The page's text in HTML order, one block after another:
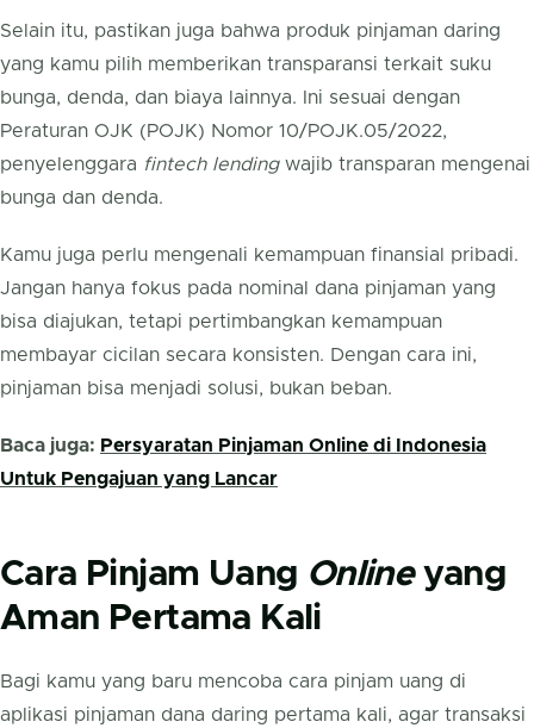
Selain itu, pastikan juga bahwa produk pinjaman daring
yang kamu pilih memberikan transparansi terkait suku
bunga, denda, dan biaya lainnya. Ini sesuai dengan
Peraturan OJK (POJK) Nomor 10/POJK.05/2022,
penyelenggara fintech lendingwajib transparan mengenai
bunga dan denda.
Kamu juga perlu mengenali kemampuan finansial pribadi.
Jangan hanya fokus pada nominal dana pinjaman yang
bisa diajukan, tetapi pertimbangkan kemampuan
membayar cicilan secara konsisten. Dengan cara ini,
pinjaman bisa menjadi solusi, bukan beban.
Baca juga: Persyaratan Pinjaman Online di Indonesia
Untuk Pengajuan yang Lancar
Cara Pinjam Uang Onlineyang
Aman Pertama Kali
Bagi kamu yang baru mencoba cara pinjam uang di
aplikasi pinjaman dana daring pertama kali, agar transaksi